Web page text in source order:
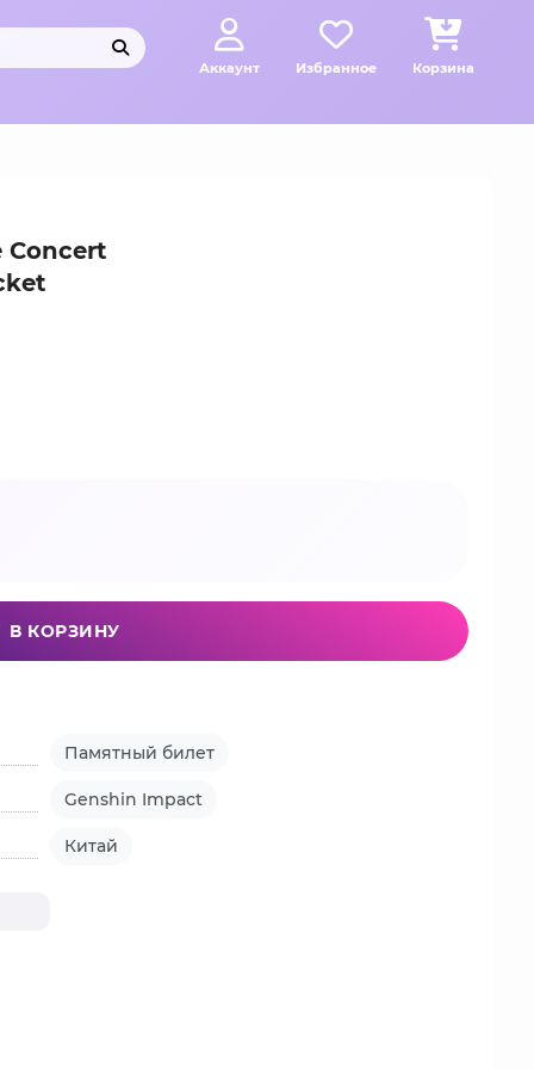
Аккаунт Избранное Корзина
Concert
В КОРЗИНУ
Памятный билет
Genshin Impact
Китай